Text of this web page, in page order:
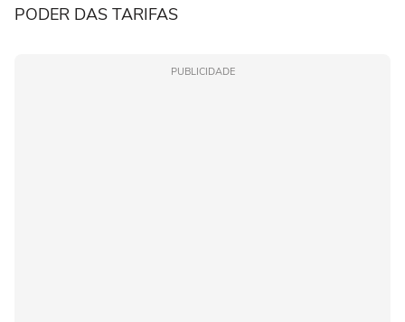
PODER DAS TARIFAS
PUBLICIDADE